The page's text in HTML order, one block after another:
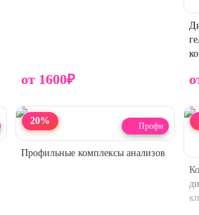
от 1600₽
20% Профи
Профильные комплексы анализов